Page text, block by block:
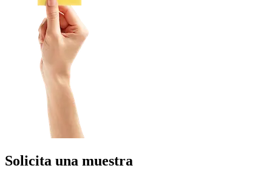
Solicita una muestra